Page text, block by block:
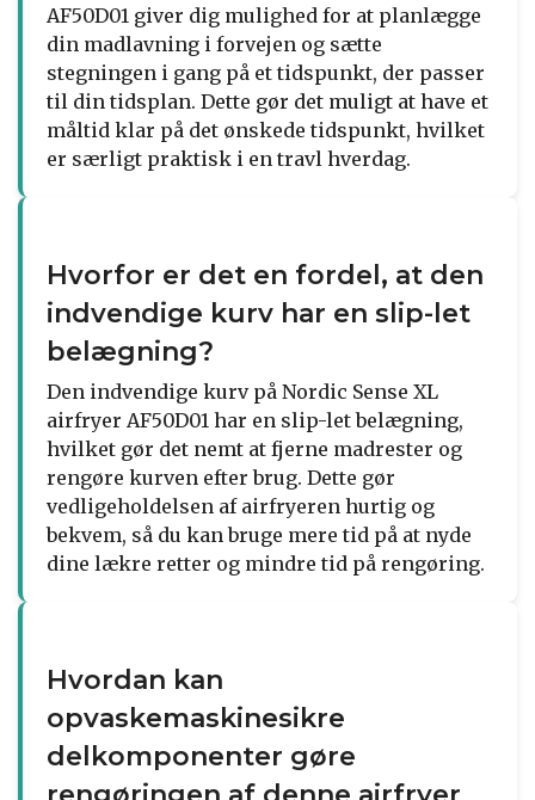
AF50D01 giver dig mulighed for at planlægge
din madlavning i forvejen og sætte
stegningen i gang på et tidspunkt, der passer
til din tidsplan. Dette gør det muligt at have et
måltid klar på det ønskede tidspunkt, hvilket
er særligt praktisk i en travl hverdag.
Hvorfor er det en fordel, at den
indvendige kurv har en slip-let
belægning?
Den indvendige kurv på Nordic Sense XL
airfryer AF50D01 har en slip-let belægning,
hvilket gør det nemt at fjerne madrester og
rengøre kurven efter brug. Dette gør
vedligeholdelsen af airfryeren hurtig og
bekvem, så du kan bruge mere tid på at nyde
dine lækre retter og mindre tid på rengøring.
Hvordan kan
opvaskemaskinesikre
delkomponenter gøre